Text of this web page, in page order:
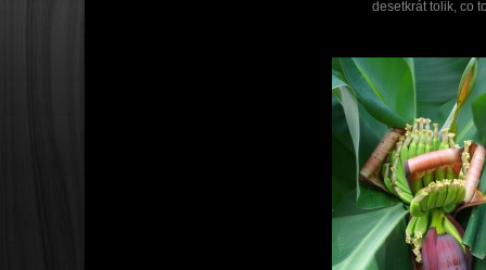
desetkrát tolik, co